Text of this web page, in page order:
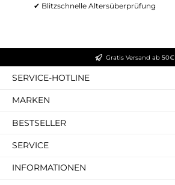
✔ Blitzschnelle Altersüberprüfung
Gratis Versand ab 50€
SERVICE-HOTLINE
MARKEN
BESTSELLER
SERVICE
INFORMATIONEN